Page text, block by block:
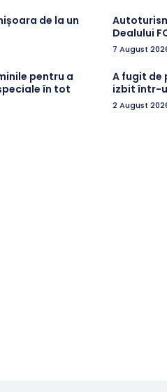
de la un
Dealului
7 August
pentru a
în tot
A fugit de
izbit într-
2 August